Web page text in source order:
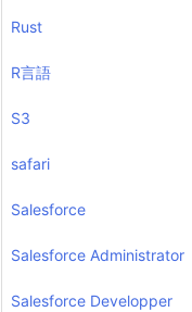
Rust
R言語
S3
safari
Salesforce
Salesforce Administrator
Salesforce Developper